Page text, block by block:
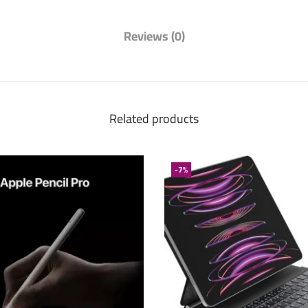
Reviews (0)
Related products
-7%